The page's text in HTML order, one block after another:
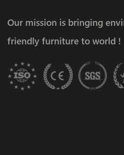
Our mission is bringing
friendly furniture to world !